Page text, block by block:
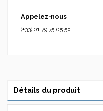
Appelez-nous
(+33) 01.79.75.05.50
Détails du produit